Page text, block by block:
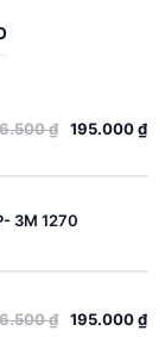
₫ 195.000₫
3M 1270
₫ 195.000₫